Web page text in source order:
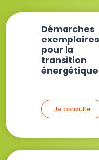
Démarches
exemplaires
pour la
transition
énergétique
Je consulte